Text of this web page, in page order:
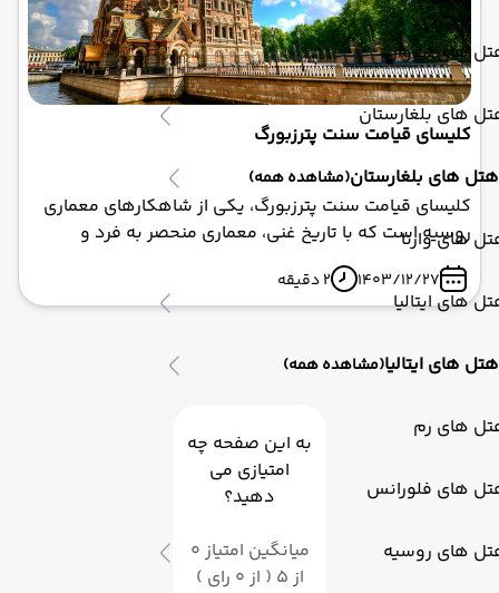
های ایروان
های بلغارستان
هتل های بلغارستان(مشاهده همه)
های وارنا
های ایتالیا
هتل های ایتالیا(مشاهده همه)
های رم
های فلورانس
های روسیه
کلیسای قیامت سنت پترزبورگ
کلیسای قیامت سنت پترزبورگ، یکی از شاهکارهای معماری
روسیه است که با تاریخ غنی، معماری منحصر به فرد و
موزاییک‌های زیبا، یکی از مهم‌ترین جاذبه‌های گردشگری
این شهر محسوب می‌شود. با شرکت در تور روسیه و بازدید
از این کلیسا، شما می‌توانید تجربه‌ای بی‌نظیر از تاریخ و
سنت پترزبورگ قرار دارد، شما می‌توانید از دیگر جاذبه‌های
مناسب سفر خود را به این شهر تاریخی به یک تجربه بی‌نظیر
1403/12/27 2 دقیقه
به این صفحه چه
امتیازی می
دهید؟
میانگین امتیاز 0
از 5 ( از 0 رای )